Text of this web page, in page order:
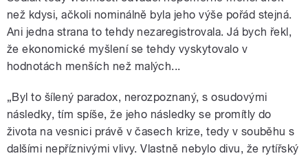
než kdysi, ačkoli nominálně byla jeho výše pořád stejná.
Ani jedna strana to tehdy nezaregistrovala. Já bych řekl,
že ekonomické myšlení se tehdy vyskytovalo v
hodnotách menších než malých...
„Byl to šílený paradox, nerozpoznaný, s osudovými
následky, tím spíše, že jeho následky se promítly do
života na vesnici právě v časech krize, tedy v souběhu s
dalšími nepříznivými vlivy. Vlastně nebylo divu, že rytířský